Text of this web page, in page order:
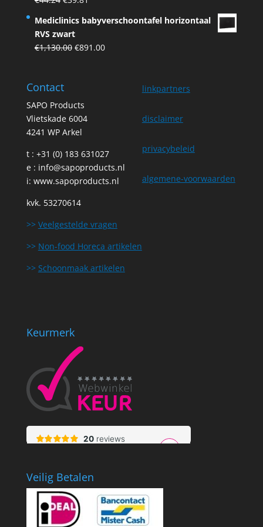
€75.00.
was:
€44.24.
is:
Mediclinics babyverschoontafel horizontaal
RVS zwart
€1,130.00 Original
€891.00Current
Contact
SAPO Products
Vlietskade 6004
4241 WP Arkel
t : +31 (0) 183 631027
e : info@sapoproducts.nl
i: www.sapoproducts.nl
kvk. 53270614
>> Veelgestelde vragen
>> Non-food Horeca artikelen
>> Schoonmaak artikelen
linkpartners
disclaimer
privacybeleid
algemene-voorwaarden
Keurmerk
Veilig Betalen